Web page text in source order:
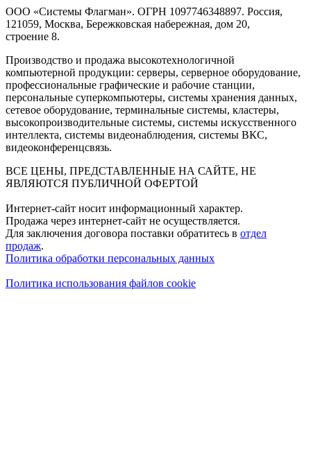
ООО «Системы Флагман». ОГРН 1097746348897. Россия,
121059, Москва, Бережковская набережная, дом 20,
строение 8.
Производство и продажа высокотехнологичной
компьютерной продукции: серверы, серверное оборудование,
профессиональные графические и рабочие станции,
персональные суперкомпьютеры, системы хранения данных,
сетевое оборудование, терминальные системы, кластеры,
высокопроизводительные системы, системы искусственного
интеллекта, системы видеонаблюдения, системы ВКС,
видеоконференцсвязь.
ВСЕ ЦЕНЫ, ПРЕДСТАВЛЕННЫЕ НА САЙТЕ, НЕ
ЯВЛЯЮТСЯ ПУБЛИЧНОЙ ОФЕРТОЙ
Интернет-сайт носит информационный характер.
Продажа через интернет-сайт не осуществляется.
Для заключения договора поставки обратитесь в отдел
продаж.
Политика обработки персональных данных
Политика использования файлов cookie